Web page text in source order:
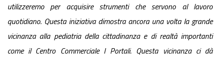
utilizzeremo per acquisire strumenti che servono al lavoro
quotidiano. Questa iniziativa dimostra ancora una volta la grande
vicinanza alla pediatria della cittadinanza e di realtà importanti
come il Centro Commerciale I Portali. Questa vicinanza ci dà